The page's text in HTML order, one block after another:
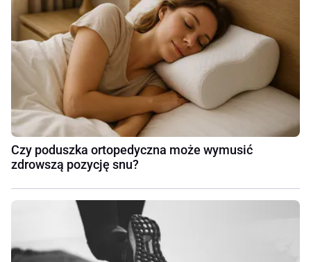
Czy poduszka ortopedyczna może wymusić
zdrowszą pozycję snu?